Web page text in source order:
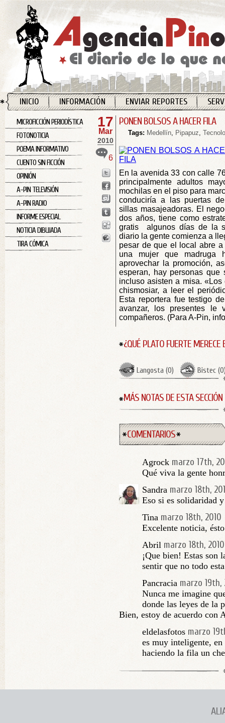
INICIO INFORMACIÓN ENVIAR REPORTES
MICROFICCIÓN PERIODÍSTICA
FOTONOTICIA
POEMA INFORMATIVO
CUENTO SIN FICCIÓN
OPINIÓN
A-PIN TELEVISIÓN
A-PIN RADIO
INFORME ESPECIAL
NOTICIA DIBUJADA
TIRA CÓMICA
17
Mar
2010
6
PONEN BOLSOS A HACER FILA
Tags: Medellín, Pipapuz,
En la avenida 33 con calle
principalmente adultos
mochilas en el piso para
conduciría a las puertas
sillas masajeadoras. El
dos años, tiene como
gratis algunos días de la
diario la gente comienza a
pesar de que el local abre
una mujer que madruga
aprovechar la promoción,
esperan, hay personas
incluso asisten a misa.
chismosiar, a leer el
Esta reportera fue testigo
avanzar, los presentes le
compañeros. (Para A-Pin,
¿QUÉ PLATO FUERTE MERECE
Langosta (0) Bistec (0
MÁS NOTAS DE ESTA SECCIÓN
COMENTARIOS
Agrock marzo 17th,
Qué viva la gente
Sandra marzo 18th,
Eso si es solidaridad
Tina marzo 18th, 2010
Excelente noticia,
Abril marzo 18th, 2010
¡Que bien! Estas son
sentir que no todo
Pancracia marzo 19th,
Nunca me imagine
donde las leyes de la
Bien, estoy de acuerdo con
eldelasfotos marzo
es muy inteligente,
haciendo la fila un